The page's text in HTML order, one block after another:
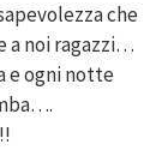
che
a noi ragazzi…
e ogni notte